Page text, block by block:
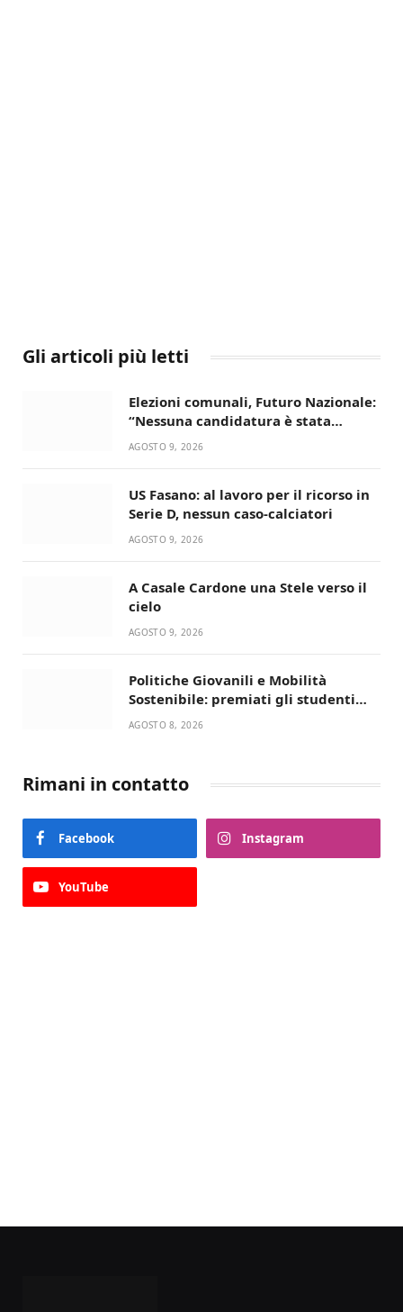
Gli articoli più letti
Elezioni comunali, Futuro Nazionale:
“Nessuna candidatura è stata
ancora decisa”
AGOSTO 9, 2026
US Fasano: al lavoro per il ricorso in
Serie D, nessun caso-calciatori
AGOSTO 9, 2026
A Casale Cardone una Stele verso il
cielo
AGOSTO 9, 2026
Politiche Giovanili e Mobilità
Sostenibile: premiati gli studenti
universitari del bando “La strada
AGOSTO 8, 2026
Rimani in contatto
Facebook Instagram
YouTube